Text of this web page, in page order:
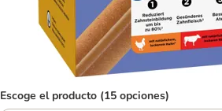
Escoge el producto (15 opciones)